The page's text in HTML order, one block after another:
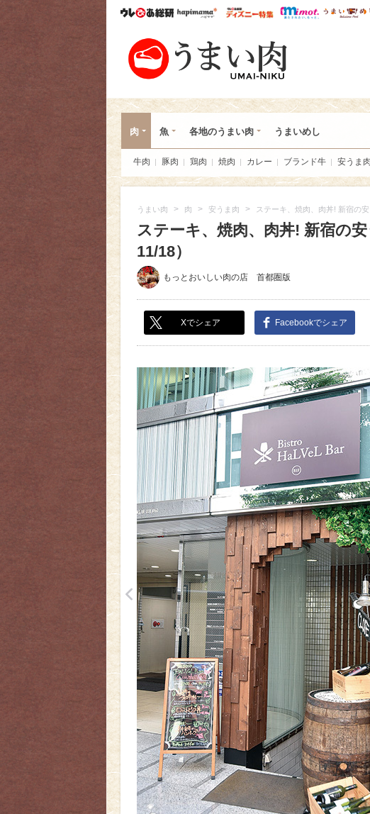
ウレぴあ総研ハピママ* ウレぴあ総研 ディ
mimot.
肉 魚 各地のうまい肉 うまいめし
牛肉 豚肉 鶏肉 焼肉 カレー ブランド牛 安うま肉
うまい肉 > 肉 > 安うま肉 > ステーキ、焼肉、肉丼! 新宿の
ステーキ、焼肉、肉丼! 新宿の
11/18）
もっとおいしい肉の店 首都圏版
Xでシェア Facebookでシェア